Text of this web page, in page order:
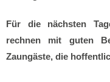
Für die nächsten
rechnen mit guten
Zaungäste, die